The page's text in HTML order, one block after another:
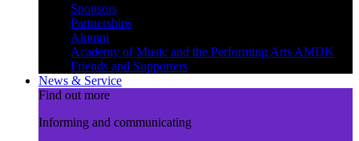
Sponsors
Partnerships
Alumni
Academy of Music and the Performing Arts AMDK
Friends and Supporters
News & Service
Find out more
Informing and communicating